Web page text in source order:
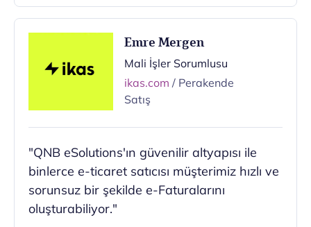
Emre Mergen
Mali İşler Sorumlusu
ikas.com / Perakende
Satış
"QNB eSolutions'ın güvenilir altyapısı ile
binlerce e-ticaret satıcısı müşterimiz hızlı ve
sorunsuz bir şekilde e-Faturalarını
oluşturabiliyor."